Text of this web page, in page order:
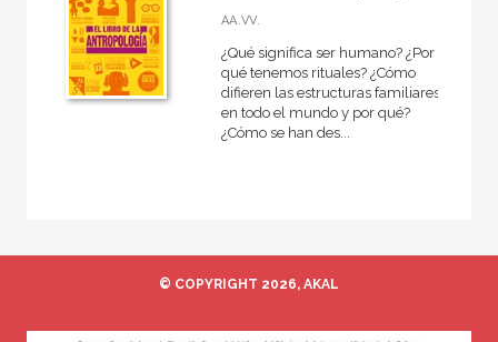
MATERIAS
AA.VV.
¿Qué significa ser humano? ¿Por
qué tenemos rituales? ¿Cómo
difieren las estructuras familiares
en todo el mundo y por qué?
¿Cómo se han des...
© COPYRIGHT 2026, AKAL